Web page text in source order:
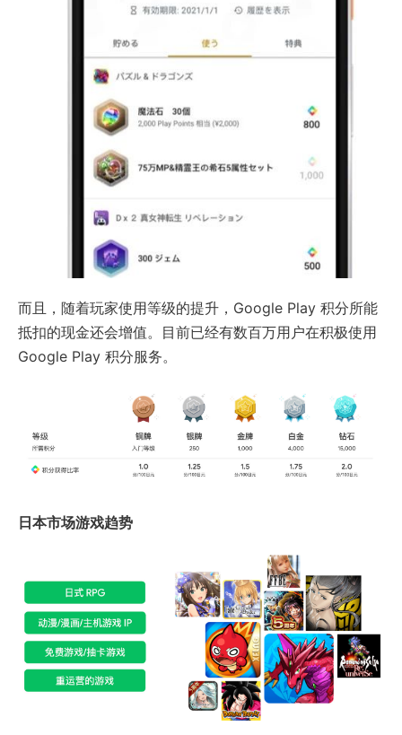
而且，随着玩家使用等级的提升，Google Play 积分所能
抵扣的现金还会增值。目前已经有数百万用户在积极使用
Google Play 积分服务。
日本市场游戏趋势